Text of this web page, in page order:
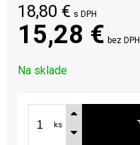
18,80 € s DPH
15,28 € bez DPH
Na sklade
ks